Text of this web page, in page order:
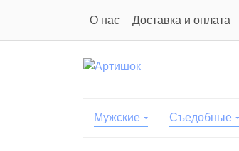
О нас Доставка и оплата
Мужские Съедобные